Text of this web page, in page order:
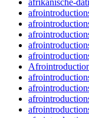
afrikanische-